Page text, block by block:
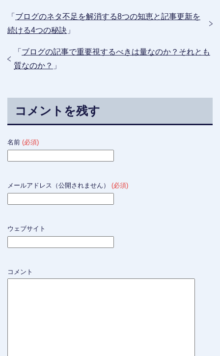
「 ブログのネタ不足を解消する8つの知恵と記事更新を
続ける4つの秘訣 」
「 ブログの記事で重要視するべきは量なのか？それとも
質なのか？ 」
コメントを残す
名前 (必須)
メールアドレス（公開されません） (必須)
ウェブサイト
コメント